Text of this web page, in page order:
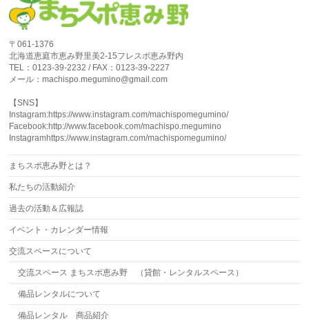
〒061-1376
北海道恵庭市恵み野里美2-15フレスポ恵み野内
TEL：0123-39-2232 / FAX：0123-39-2227
メール：machispo.megumino@gmail.com
【SNS】
Instagram:https://www.instagram.com/machispomegumino/
Facebook:http://www.facebook.com/machispo.megumino
Instagramhttps://www.instagram.com/machispomegumino/
まちスポ恵み野とは？
私たちの活動紹介
過去の活動＆広報誌
イベント・カレンダー情報
交流スペースについて
交流スペース まちスポ恵み野 （貸館・レンタルスペース）
備品レンタルについて
備品レンタル 商品紹介